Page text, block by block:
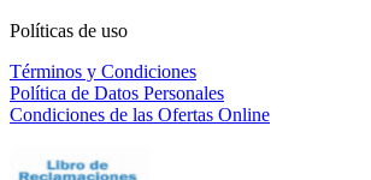
Políticas de uso
Términos y Condiciones
Política de Datos Personales
Condiciones de las Ofertas Online